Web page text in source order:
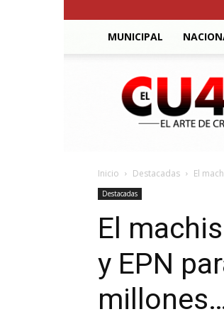
MUNICIPAL
El
Cuarto
Poder
Inicio Destacadas El
Destacadas
El
y EPN